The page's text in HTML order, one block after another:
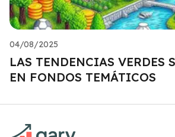
04/08/2025
LAS TENDENCIAS VERDES
EN FONDOS TEMÁTICOS